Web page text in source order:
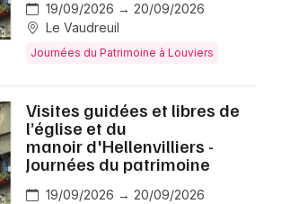
19/09/2026 → 20/09/2026
Le Vaudreuil
Journées du Patrimoine à Louviers
Visites guidées et libres de
l’église et du
manoir d'Hellenvilliers -
Journées du patrimoine
19/09/2026 → 20/09/2026